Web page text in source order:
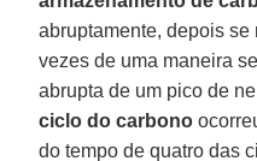
abruptamente, depois
vezes de uma maneira
abrupta de um pico de
ciclo do carbono
do tempo de quatro das